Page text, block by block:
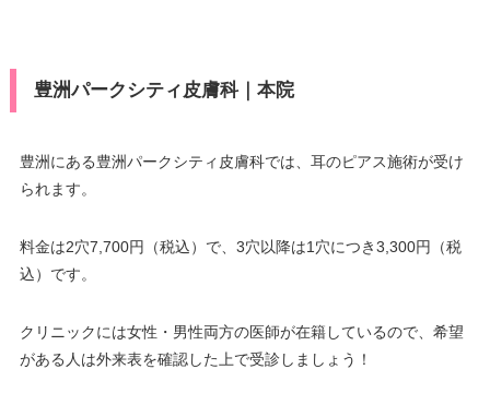
豊洲パークシティ皮膚科｜本院
豊洲にある豊洲パークシティ皮膚科では、耳のピアス施術が受け
られます。
料金は2穴7,700円（税込）で、3穴以降は1穴につき3,300円（税
込）です。
クリニックには女性・男性両方の医師が在籍しているので、希望
がある人は外来表を確認した上で受診しましょう！